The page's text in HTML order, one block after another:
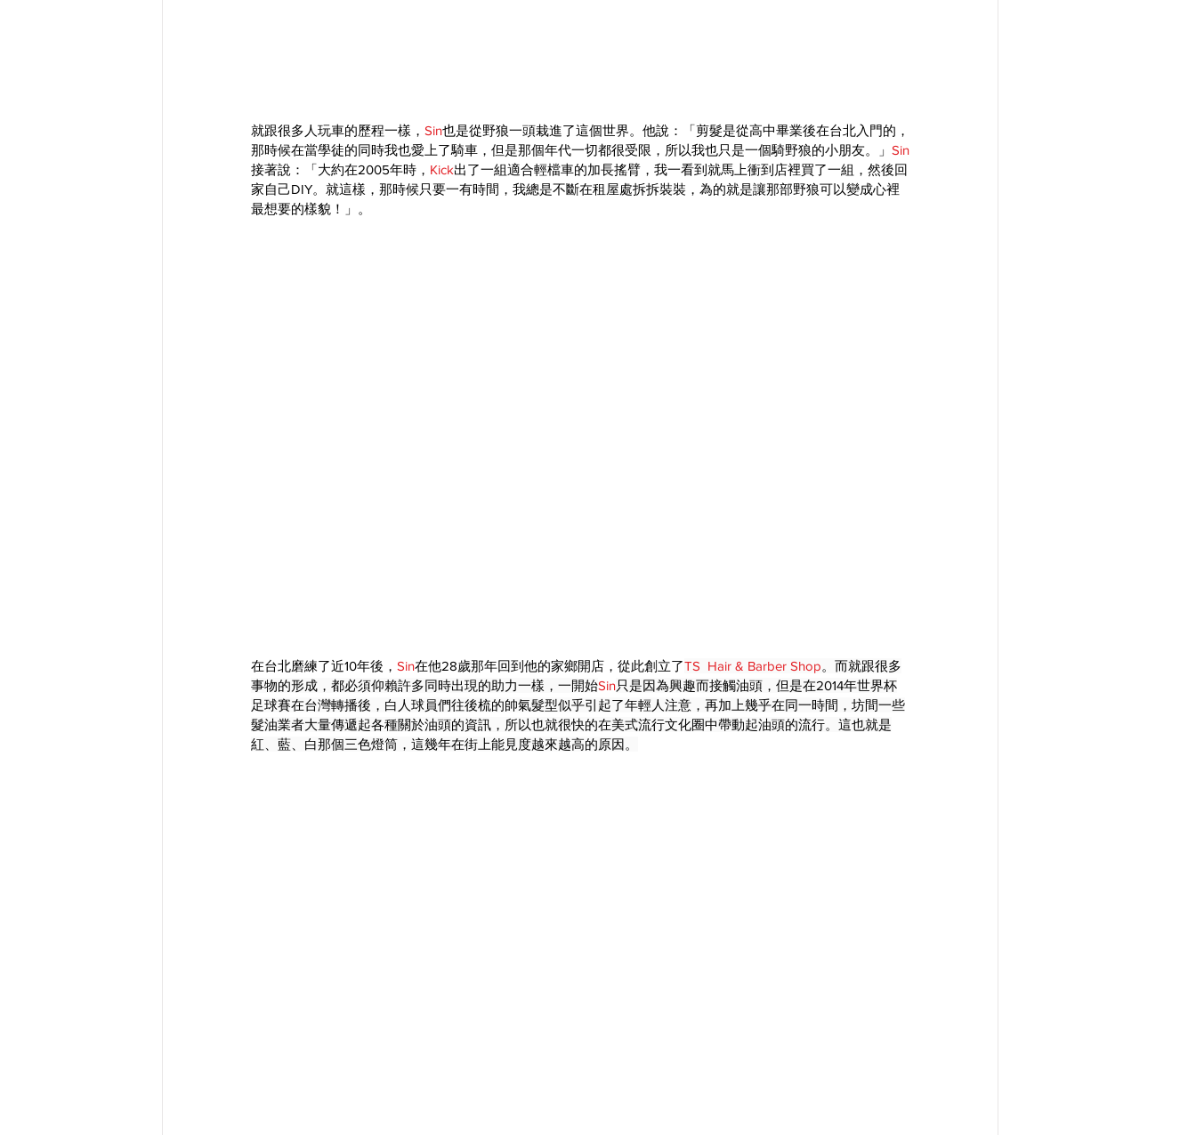
就跟很多人玩車的歷程一樣， Sin也是從野狼一頭栽進了這個世界。他說：「剪髮是從高中畢業後在台北入門的，
那時候在當學徒的同時我也愛上了騎車，但是那個年代一切都很受限，所以我也只是一個騎野狼的小朋友。」 Sin
接著說：「大約在2005年時， Kick出了一組適合輕檔車的加長搖臂，我一看到就馬上衝到店裡買了一組，然後回
家自己DIY。就這樣，那時候只要一有時間，我總是不斷在租屋處拆拆裝裝，為的就是讓那部野狼可以變成心裡
最想要的樣貌！」。
在台北磨練了近10年後， Sin在他28歲那年回到他的家鄉開店，從此創立了TS  Hair & Barber Shop。而就跟很多
事物的形成，都必須仰賴許多同時出現的助力一樣，一開始Sin只是因為興趣而接觸油頭，但是在2014年世界杯
足球賽在台灣轉播後，白人球員們往後梳的帥氣髮型似乎引起了年輕人注意，再加上幾乎在同一時間，坊間一些
髮油業者大量傳遞起各種關於油頭的資訊，所以也就很快的在美式流行文化圈中帶動起油頭的流行。這也就是
紅、藍、白那個三色燈筒，這幾年在街上能見度越來越高的原因。